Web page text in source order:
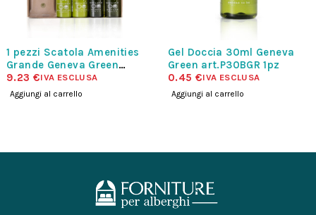
1 pezzi Scatola Amenities
Grande Geneva Green
art.CAMPMGR
9.23 €IVA ESCLUSA
Aggiungi al carrello
OFFERTA!
Gel Doccia 30ml Geneva
Green art.P30BGR 1pz
0.45 €IVA ESCLUSA
Aggiungi al carrello